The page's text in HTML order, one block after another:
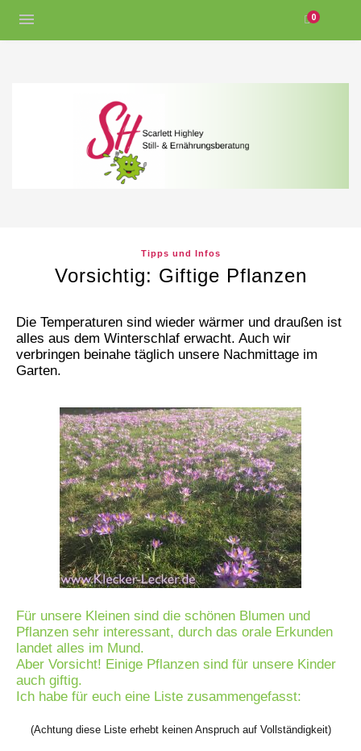
0
Tipps und Infos
Vorsichtig: Giftige Pflanzen
Die Temperaturen sind wieder wärmer und draußen ist
alles aus dem Winterschlaf erwacht. Auch wir
verbringen beinahe täglich unsere Nachmittage im
Garten.
Für unsere Kleinen sind die schönen Blumen und
Pflanzen sehr interessant, durch das orale Erkunden
landet alles im Mund.
Aber Vorsicht! Einige Pflanzen sind für unsere Kinder
auch giftig.
Ich habe für euch eine Liste zusammengefasst:
(Achtung diese Liste erhebt keinen Anspruch auf Vollständigkeit)